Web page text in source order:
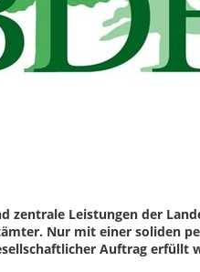
zentrale Leistungen der
Nur mit einer soliden
Auftrag erfüllt